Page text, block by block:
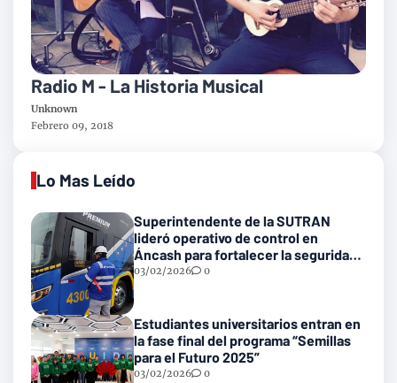
Radio M - La Historia Musical
Unknown
Febrero 09, 2018
Lo Mas Leído
Superintendente de la SUTRAN
lideró operativo de control en
Áncash para fortalecer la seguridad
en las vías nacionales
03/02/2026 0
Estudiantes universitarios entran en
la fase final del programa “Semillas
para el Futuro 2025”
03/02/2026 0